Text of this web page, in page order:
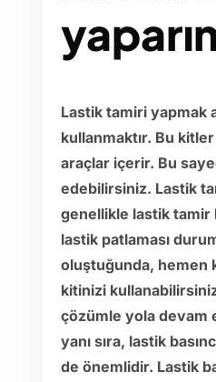
Lastik tamiri yapmak
kullanmaktır. Bu
araçlar içerir. Bu
edebilirsiniz. Lastik
genellikle lastik tamir
lastik patlaması
oluştuğunda, hemen
kitinizi
çözümle yola devam
yanı sıra, lastik
de önemlidir. Lastik